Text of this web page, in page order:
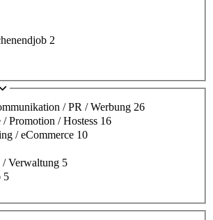
2
/ PR / Werbung 26
/ Promotion / Hostess 16
/ eCommerce 10
Verwaltung 5
5